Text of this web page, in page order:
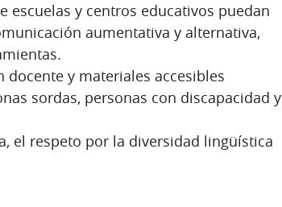
escuelas y centros educativos puedan
aumentativa y alternativa,
y materiales accesibles
sordas, personas con discapacidad y
el respeto por la diversidad lingüística